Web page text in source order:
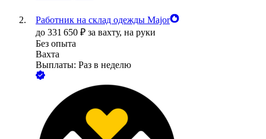
Работник на склад одежды Major
до 331 650 ₽ за вахту, на руки
Без опыта
Вахта
Выплаты: Раз в неделю